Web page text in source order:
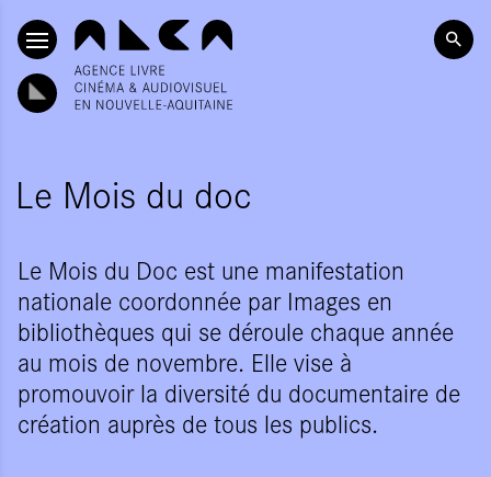
ALLER AU CONTENU PRINCIPAL
Le Mois du doc
Le Mois du Doc est une manifestation
nationale coordonnée par Images en
bibliothèques qui se déroule chaque année
au mois de novembre. Elle vise à
promouvoir la diversité du documentaire de
création auprès de tous les publics.